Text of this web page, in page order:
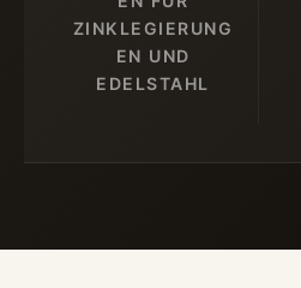
ZINKLEGIERUNG
EN UND
EDELSTAHL